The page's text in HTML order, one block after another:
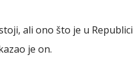
ali ono što je u
je on.